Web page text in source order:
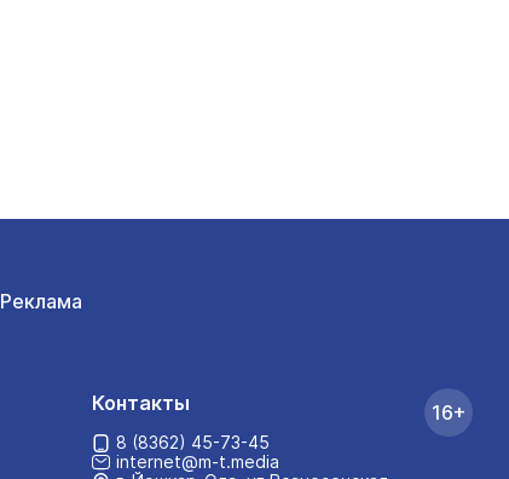
Реклама
Контакты
8 (8362) 45-73-45
internet@m-t.media
16+